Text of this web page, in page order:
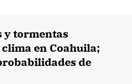
y tormentas
en Coahuila;
de